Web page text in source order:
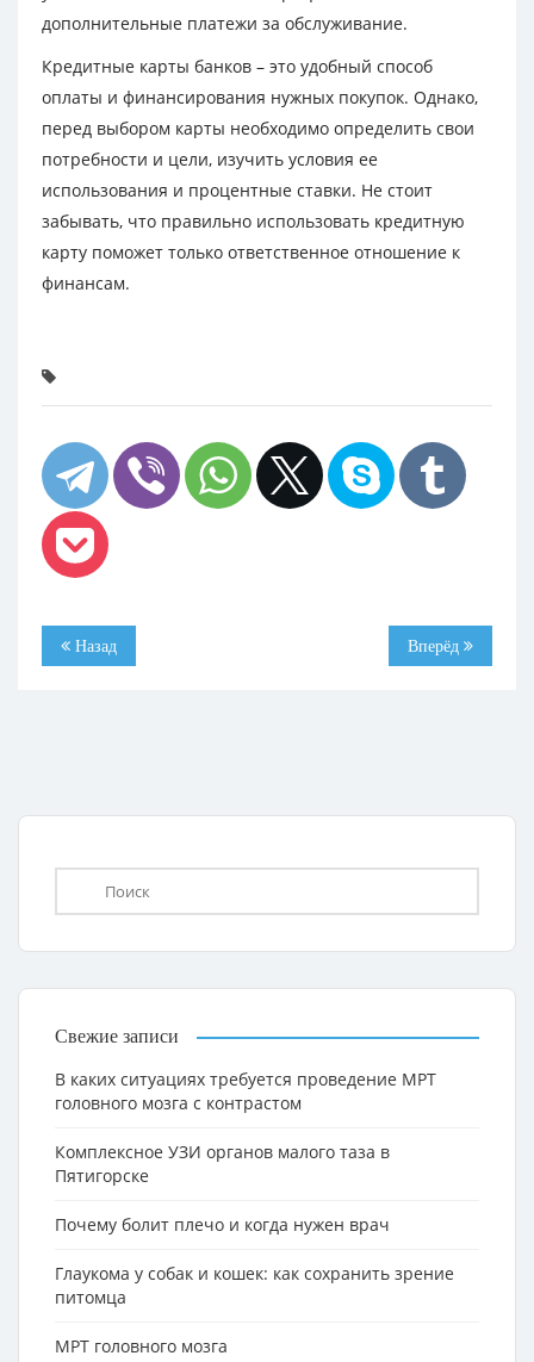
дополнительные платежи за обслуживание.
Кредитные карты банков – это удобный способ
оплаты и финансирования нужных покупок. Однако,
перед выбором карты необходимо определить свои
потребности и цели, изучить условия ее
использования и процентные ставки. Не стоит
забывать, что правильно использовать кредитную
карту поможет только ответственное отношение к
финансам.
Назад Вперёд
Свежие записи
В каких ситуациях требуется проведение МРТ
головного мозга с контрастом
Комплексное УЗИ органов малого таза в
Пятигорске
Почему болит плечо и когда нужен врач
Глаукома у собак и кошек: как сохранить зрение
питомца
МРТ головного мозга